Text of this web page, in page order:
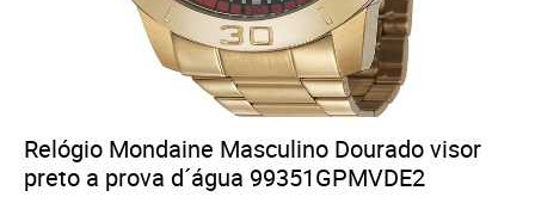
Relógio Mondaine Masculino Dourado visor
preto a prova d´água 99351GPMVDE2